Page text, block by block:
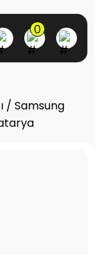
0
/ Samsung